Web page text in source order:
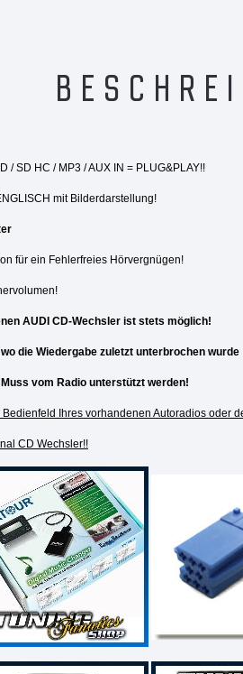
/ SD HC / MP3 / AUX IN = PLUG&PLAY!!
mit Bilderdarstellung!
für ein Fehlerfreies Hörvergnügen!
AUDI CD-Wechsler ist stets möglich!
die Wiedergabe zuletzt unterbrochen wurde
vom Radio unterstützt werden!
Ihres vorhandenen Autoradios oder
CD Wechsler!!